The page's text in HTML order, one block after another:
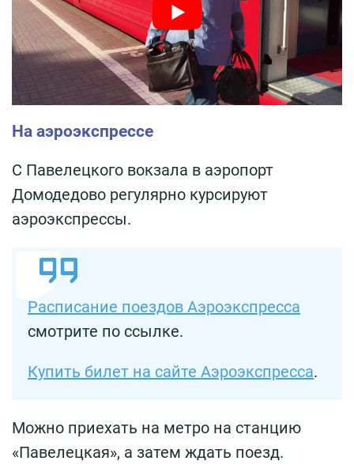
На аэроэкспрессе
С Павелецкого вокзала в аэропорт
Домодедово регулярно курсируют
аэроэкспрессы.
Расписание поездов Аэроэкспресса
смотрите по ссылке.
Купить билет на сайте Аэроэкспресса.
Можно приехать на метро на станцию
«Павелецкая», а затем ждать поезд.